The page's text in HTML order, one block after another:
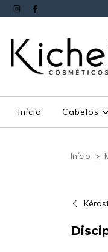
Início Cabelos
Início >